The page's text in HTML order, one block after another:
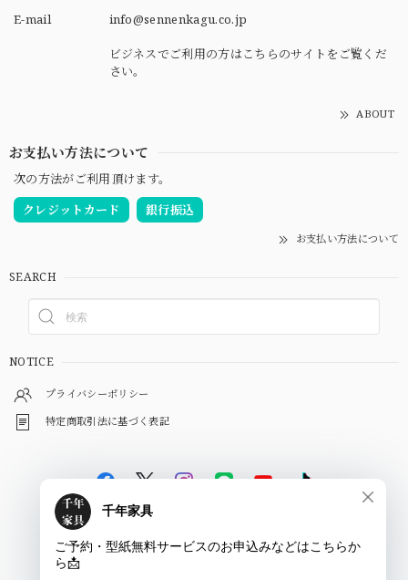
E-mail info@sennenkagu.co.jp
ビジネスでご利用の方はこちらのサイトをご覧くだ
さい。
ABOUT
お支払い方法について
次の方法がご利用頂けます。
クレジットカード
銀行振込
お支払い方法について
SEARCH
NOTICE
プライバシーポリシー
特定商取引法に基づく表記